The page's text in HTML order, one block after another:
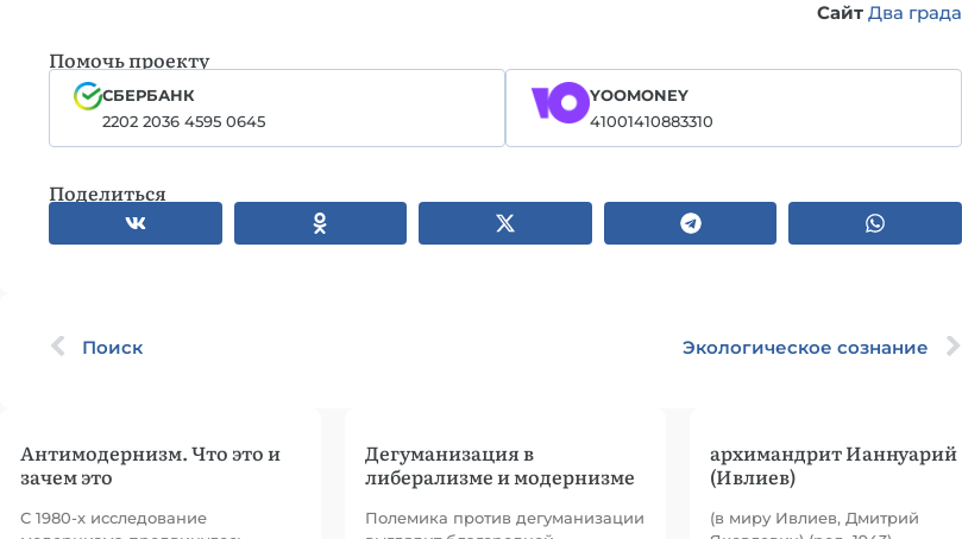
Сайт Два града
Помочь проекту
СБЕРБАНК
2202 2036 4595 0645
YOOMONEY
41001410883310
Поделиться
Поиск Экологическое сознание
Антимодернизм. Что это и
зачем это
С 1980-х исследование
Дегуманизация в
либерализме и модернизме
Полемика против дегуманизации
архимандрит Ианнуарий
(Ивлиев)
(в миру Ивлиев, Дмитрий